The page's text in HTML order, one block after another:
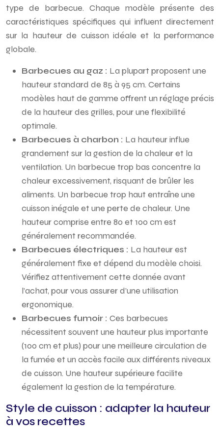
type de barbecue. Chaque modèle présente des
caractéristiques spécifiques qui influent directement
sur la hauteur de cuisson idéale et la performance
globale.
Barbecues au gaz : La plupart proposent une
hauteur standard de 85 à 95 cm. Certains
modèles haut de gamme offrent un réglage précis
de la hauteur des grilles, pour une flexibilité
optimale.
Barbecues à charbon : La hauteur influe
grandement sur la gestion de la chaleur et la
ventilation. Un barbecue trop bas concentre la
chaleur excessivement, risquant de brûler les
aliments. Un barbecue trop haut entraîne une
cuisson inégale et une perte de chaleur. Une
hauteur comprise entre 80 et 100 cm est
généralement recommandée.
Barbecues électriques : La hauteur est
généralement fixe et dépend du modèle choisi.
Vérifiez attentivement cette donnée avant
l’achat, pour vous assurer d’une utilisation
ergonomique.
Barbecues fumoir : Ces barbecues
nécessitent souvent une hauteur plus importante
(100 cm et plus) pour une meilleure circulation de
la fumée et un accès facile aux différents niveaux
de cuisson. Une hauteur supérieure facilite
également la gestion de la température.
Style de cuisson : adapter la hauteur
à vos recettes